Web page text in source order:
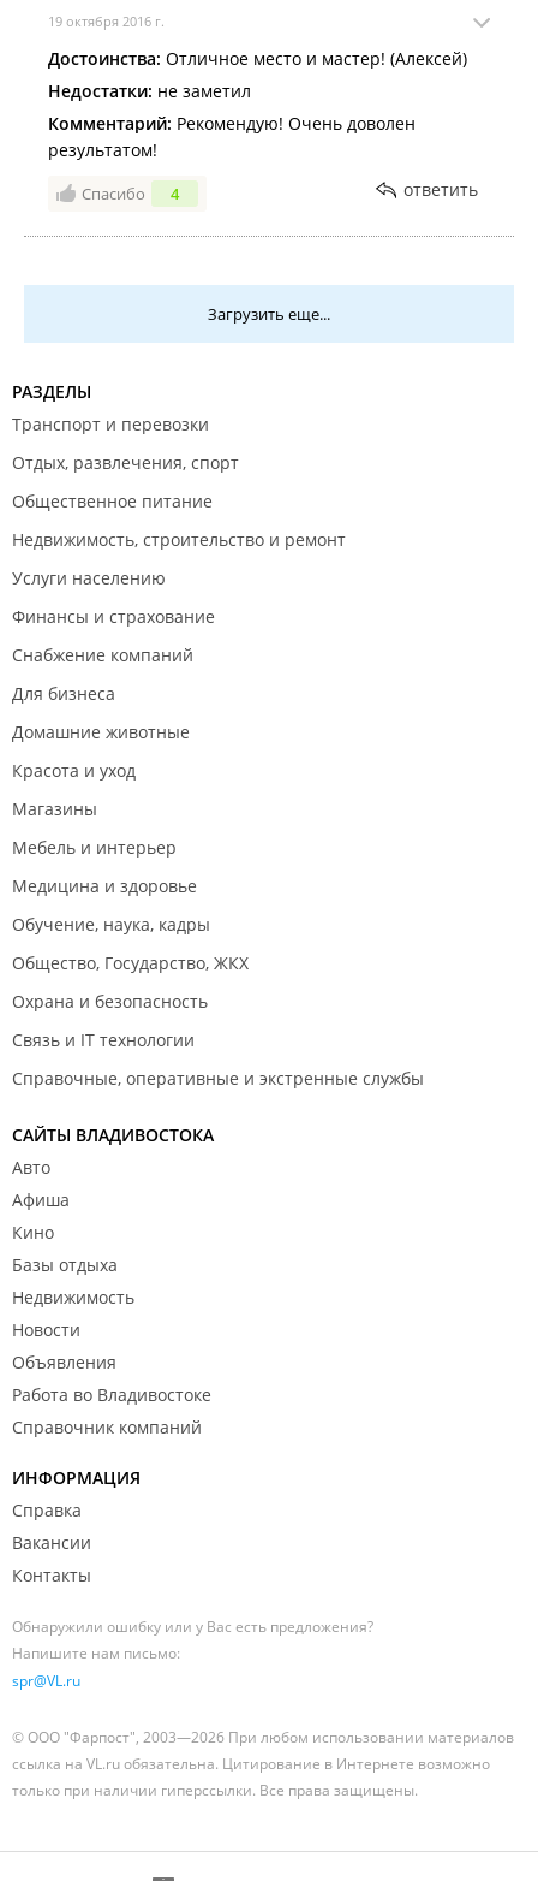
19 октября 2016 г.
Достоинства: Отличное место и мастер! (Алексей)
Недостатки: не заметил
Комментарий: Рекомендую! Очень доволен
результатом!
Спасибо 4 ответить
Загрузить еще...
РАЗДЕЛЫ
Транспорт и перевозки
Отдых, развлечения, спорт
Общественное питание
Недвижимость, строительство и ремонт
Услуги населению
Финансы и страхование
Снабжение компаний
Для бизнеса
Домашние животные
Красота и уход
Магазины
Мебель и интерьер
Медицина и здоровье
Обучение, наука, кадры
Общество, Государство, ЖКХ
Охрана и безопасность
Связь и IT технологии
Справочные, оперативные и экстренные службы
САЙТЫ ВЛАДИВОСТОКА
Авто
Афиша
Кино
Базы отдыха
Недвижимость
Новости
Объявления
Работа во Владивостоке
Справочник компаний
ИНФОРМАЦИЯ
Справка
Вакансии
Контакты
Обнаружили ошибку или у Вас есть предложения?
Напишите нам письмо:
spr@VL.ru
© ООО "Фарпост", 2003—2026 При любом использовании материалов
ссылка на VL.ru обязательна. Цитирование в Интернете возможно
только при наличии гиперссылки. Все права защищены.